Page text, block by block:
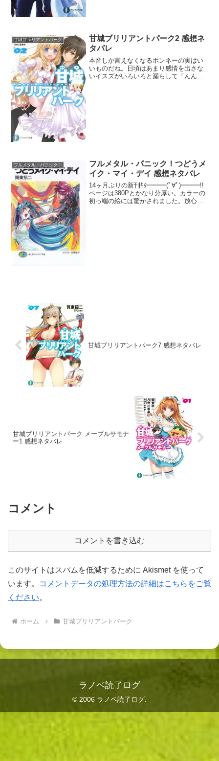
甘城ブリリアントパーク
甘城ブリリアントパーク2 感想ネ
タバレ
本音しか言えなくなるポンネーの実はい
いものだね。日頃はあまり感情を出さな
いイスズがいろいろと漏らして「んんー
フルメタル・パニック！
フルメタル・パニック！つどうメ
イク・マイ・デイ 感想ネタバレ
14ヶ月ぶりの新刊ｷﾀ━━━(ﾟ∀ﾟ)━━━!!
ページは380Pとかなり分厚い。カラーの
初っ端の絵には驚かされました。放心状
甘城ブリリアントパーク7 感想ネタバレ
甘城ブリリアントパーク メープルサモナ
ー1 感想ネタバレ
コメント
コメントを書き込む
このサイトはスパムを低減するために Akismet を使って
います。
コメントデータの処理方法の詳細はこちらをご覧
ください。
ホーム 甘城ブリリアントパーク
ラノベ読了ログ
© 2006 ラノベ読了ログ.